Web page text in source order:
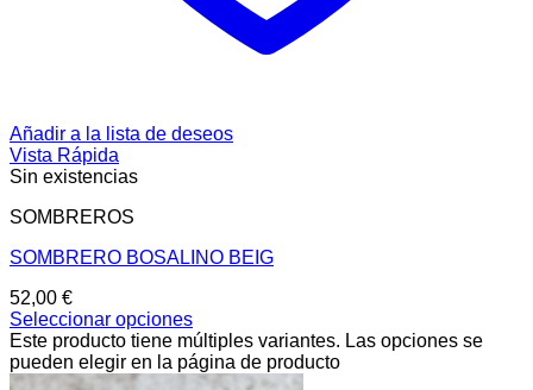
Añadir a la lista de deseos
Vista Rápida
Sin existencias
SOMBREROS
SOMBRERO BOSALINO BEIG
52,00 €
Seleccionar opciones
Este producto tiene múltiples variantes. Las opciones se
pueden elegir en la página de producto